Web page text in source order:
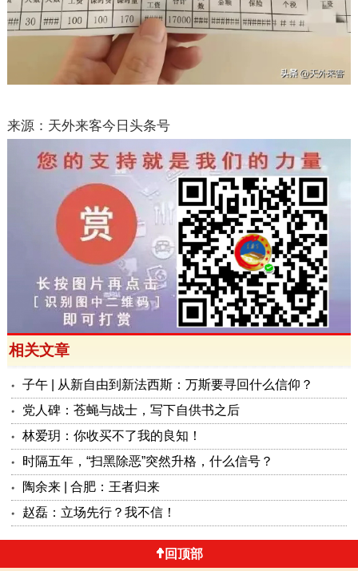
来源：天外来客今日头条号
相关文章
子午 | 从新自由到新法西斯：万斯要寻回什么信仰？
党人碑：苍蝇与战士，写下自供书之后
林爱玥：你收买不了我的良知！
时隔五年，“扫黑除恶”突然升格，什么信号？
陶余来 | 合肥：王者归来
赵磊：立场先行？我不信！
回顶部